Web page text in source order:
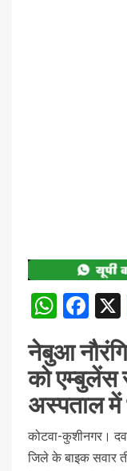
नेबुआ
को एम्बुलेंस
अस्पताल में
कोटवा-कुशीनगर।
जिले के बाइक सवार